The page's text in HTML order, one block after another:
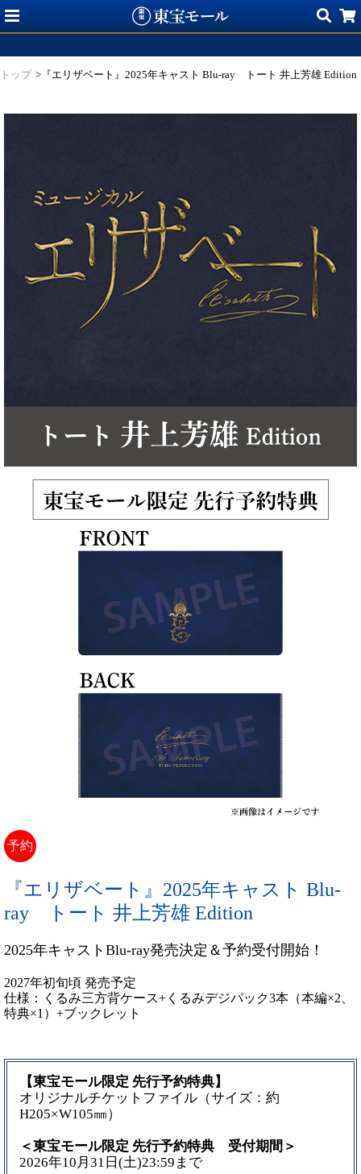
トップ >『エリザベート』2025年キャスト Blu-ray トート 井上芳雄 Edition
予約
『エリザベート』2025年キャスト Blu-
ray トート 井上芳雄 Edition
2025年キャストBlu-ray発売決定＆予約受付開始！
2027年初旬頃 発売予定
仕様：くるみ三方背ケース+くるみデジパック3本（本編×2、
特典×1）+ブックレット
【東宝モール限定 先行予約特典】
オリジナルチケットファイル（サイズ：約
H205×W105㎜）
＜東宝モール限定 先行予約特典 受付期間＞
2026年10月31日(土)23:59まで